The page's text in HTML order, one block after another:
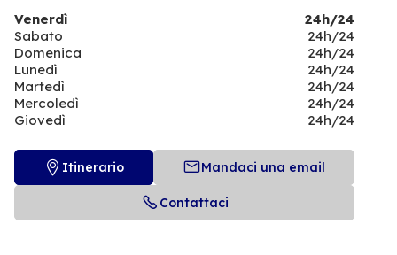
Venerdì
24h/24
Sabato
24h/24
Domenica
24h/24
Lunedì
24h/24
Martedì
24h/24
Mercoledì
24h/24
Giovedì
24h/24
Itinerario Mandaci una email
Contattaci